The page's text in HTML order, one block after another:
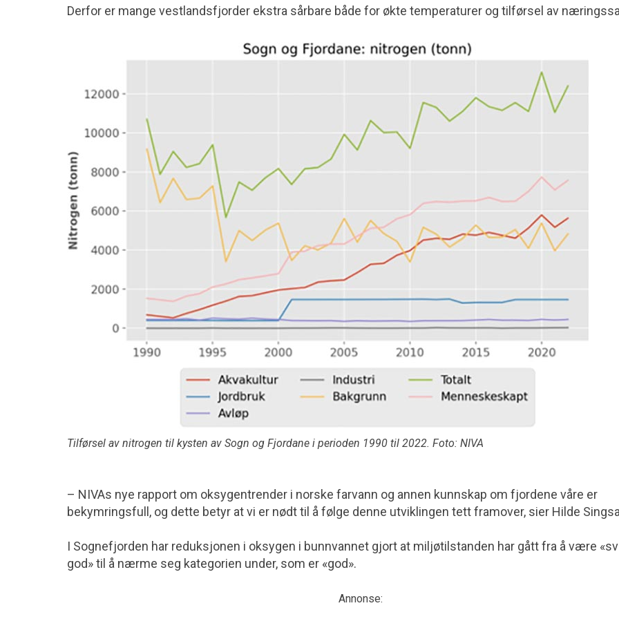
Derfor er mange vestlandsfjorder ekstra sårbare både for økte temperaturer og tilførsel av
Tilførsel av nitrogen til kysten av Sogn og Fjordane i perioden 1990 til 2022. Foto: NIVA
– NIVAs nye rapport om oksygentrender i norske farvann og annen kunnskap om fjordene våre er
bekymringsfull, og dette betyr at vi er nødt til å følge denne utviklingen tett framover, sier Hilde
I Sognefjorden har reduksjonen i oksygen i bunnvannet gjort at miljøtilstanden har gått fra å være
god» til å nærme seg kategorien under, som er «god».
Annonse: